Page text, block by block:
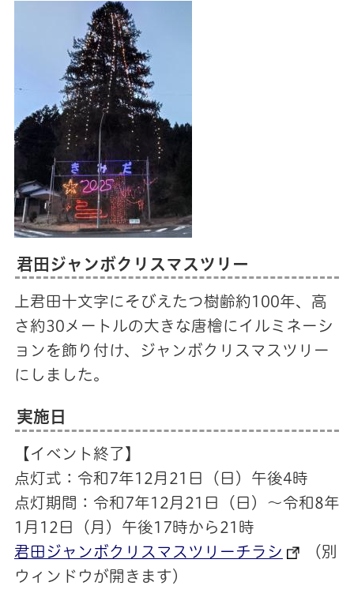
君田ジャンボクリスマスツリー
上君田十文字にそびえたつ樹齢約100年、高
さ約30メートルの大きな唐檜にイルミネーシ
ョンを飾り付け、ジャンボクリスマスツリー
にしました。
実施日
【イベント終了】
点灯式：令和7年12月21日（日）午後4時
点灯期間：令和7年12月21日（日）～令和8年
1月12日（月）午後17時から21時
君田ジャンボクリスマスツリーチラシ
（別
ウィンドウが開きます）